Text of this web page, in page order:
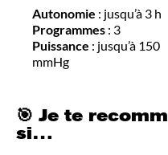
Autonomie : jusqu’à 3 h
Programmes : 3
Puissance : jusqu’à 150
mmHg
🎯 Je te
si…